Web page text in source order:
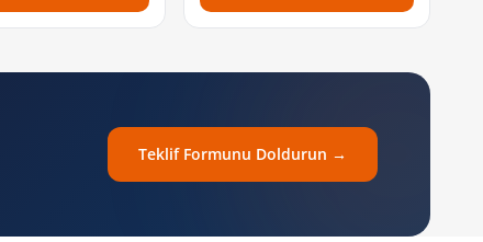
Teklif Formunu Doldurun →